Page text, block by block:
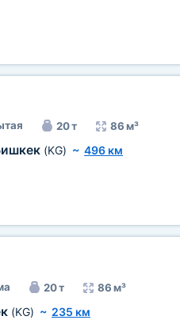
20 т 86 м³
(KG) ~ 496 км
20 т 86 м³
(KG) ~ 235 км